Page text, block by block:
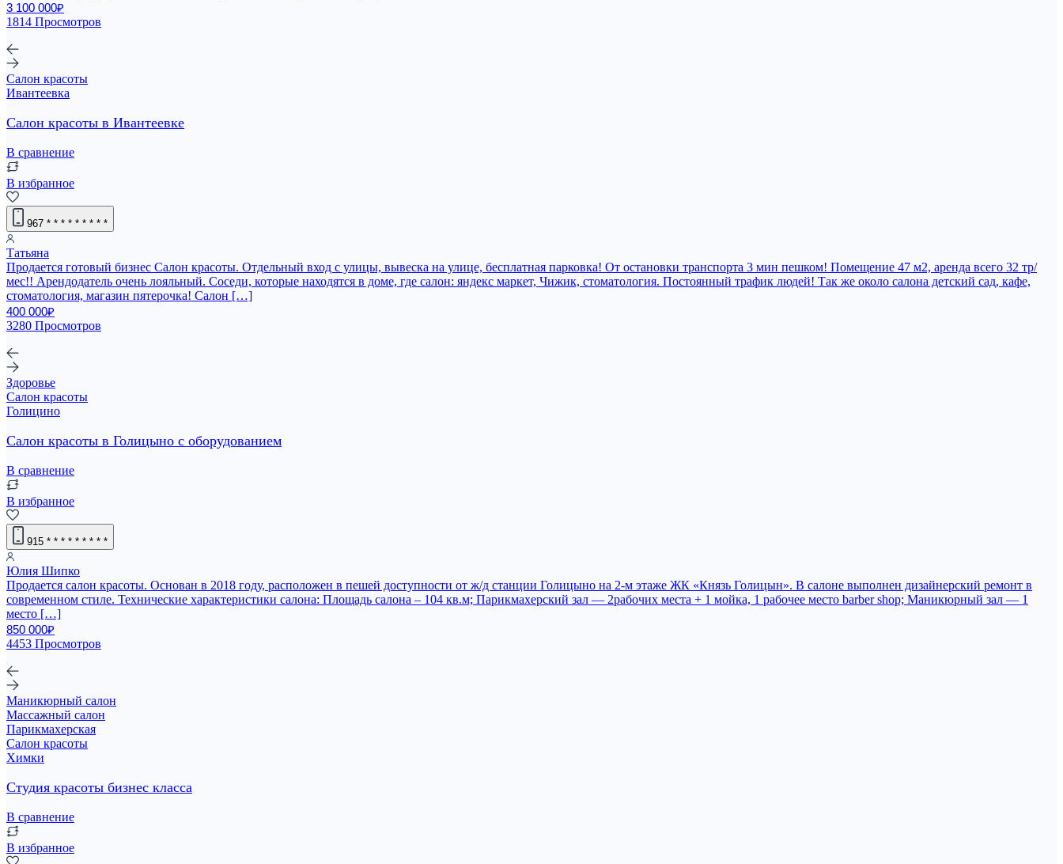
3 100 000₽
1814 Просмотров
Салон красоты
Ивантеевка
Салон красоты в Ивантеевке
В сравнение
В избранное
967 * * * * * * * * *
Татьяна
Продается готовый бизнес Салон красоты. Отдельный вход с улицы, вывеска на улице, бесплатная парковка! От остановки транспорта 3 мин пешком! Помещение 47 м2, аренда всего 32 тр/
мес!! Арендодатель очень лояльный. Соседи, которые находятся в доме, где салон: яндекс маркет, Чижик, стоматология. Постоянный трафик людей! Так же около салона детский сад, кафе,
стоматология, магазин пятерочка! Салон […]
400 000₽
3280 Просмотров
Здоровье
Салон красоты
Голицино
Салон красоты в Голицыно с оборудованием
В сравнение
В избранное
915 * * * * * * * * *
Юлия Шипко
Продается салон красоты. Основан в 2018 году, расположен в пешей доступности от ж/д станции Голицыно на 2-м этаже ЖК «Князь Голицын». В салоне выполнен дизайнерский ремонт в
современном стиле. Технические характеристики салона: Площадь салона – 104 кв.м; Парикмахерский зал — 2рабочих места + 1 мойка, 1 рабочее место barber shop; Маникюрный зал — 1
место […]
850 000₽
4453 Просмотров
Маникюрный салон
Массажный салон
Парикмахерская
Салон красоты
Химки
Студия красоты бизнес класса
В сравнение
В избранное